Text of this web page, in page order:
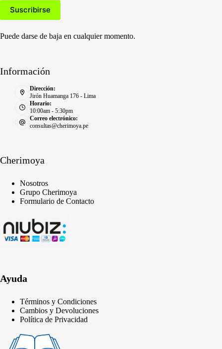
Puede darse de baja en cualquier momento.
Información
Dirección:
Jirón Huamanga 176 - Lima
Horario:
10:00am - 5:30pm
Correo electrónico:
consultas@cherimoya.pe
Cherimoya
Nosotros
Grupo Cherimoya
Formulario de Contacto
Ayuda
Términos y Condiciones
Cambios y Devoluciones
Política de Privacidad